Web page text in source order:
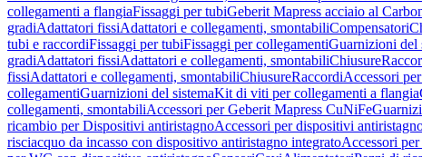
collegamenti a flangiaFissaggi per tubiGeberit Mapress acciaio al
gradiAdattatori fissiAdattatori e collegamenti, smontabiliCompensatori
tubi e raccordiFissaggi per tubiFissaggi per collegamentiGuarnizioni del
gradiAdattatori fissiAdattatori e collegamenti, smontabiliChiusure
fissiAdattatori e collegamenti, smontabiliChiusureRaccordiAccessori
collegamentiGuarnizioni del sistemaKit di viti per collegamenti a flangia
collegamenti, smontabiliAccessori per Geberit Mapress CuNiFe
ricambio per Dispositivi antiristagnoAccessori per dispositivi
risciacquo da incasso con dispositivo antiristagno integratoAccessori